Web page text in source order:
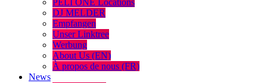
PELI ONE Locations
DJ MELDER
Empfangen
Unser Linktree
Werbung
About Us (EN)
À propos de nous (FR)
News